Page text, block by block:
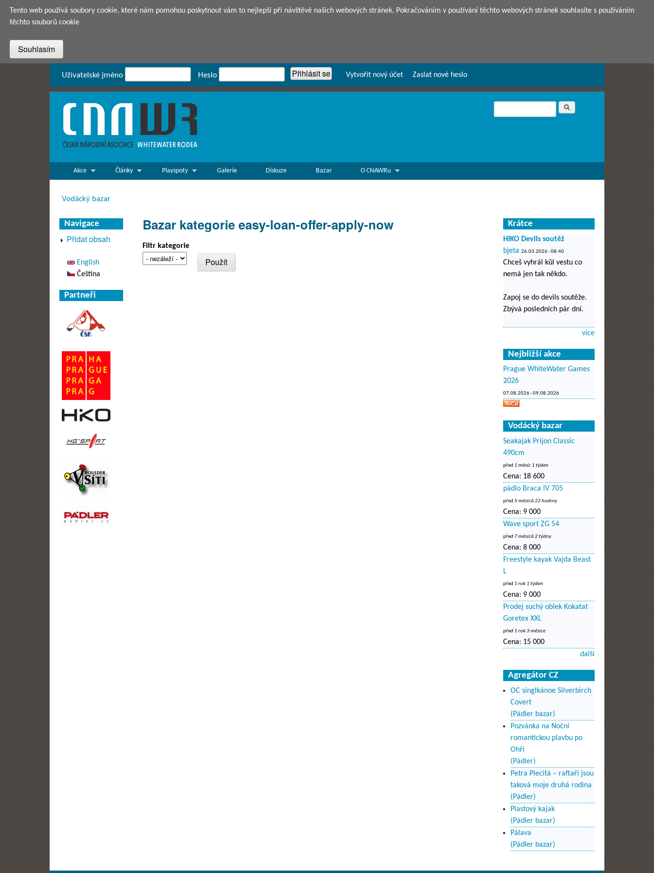
Přejít k hlavnímu obsahu
Tento web používá soubory cookie, které nám pomohou poskytnout vám to nejlepší při návštěvě našich webových stránek. Pokračováním v používání těchto webových stránek souhlasíte s používáním
těchto souborů cookie
Přihlášení
Uživatelské jméno Heslo Vytvořit nový účet Zaslat nové heslo
CNAWR -
Česká
Národní
Whitewater
Vyhledávání
Main menu
Akce Články Playspoty Galerie Diskuze Bazar O CNAWRu
Vodácký bazar
Bazar kategorie easy-loan-offer-apply-now
Filtr kategorie
Navigace
Přidat obsah
English
Čeština
Partneři
Krátce
HIKO Devils soutěž
bjeta 26.03.2026 - 08:40
Chceš vyhrál kůl vestu co
nemá jen tak někdo.
Zapoj se do devils soutěže.
Zbývá posledních pár dní.
více
Nejbližší akce
Prague WhiteWater Games
2026
07.08.2026-09.08.2026
Vodácký bazar
Seakajak Prijon Classic
490cm
před 1 měsíc 1 týden
Cena: 18 600
pádlo Braca IV 705
před 5 měsíců 22 hodiny
Cena: 9 000
Wave sport ZG 54
před 7 měsíců 2 týdny
Cena: 8 000
Freestyle kayak Vajda Beast
L
před 1 rok 1 týden
Cena: 9 000
Prodej suchý oblek Kokatat
Goretex XXL
před 1 rok 3 měsíce
Cena: 15 000
další
Agregátor CZ
OC singlkánoe Silverbirch
Covert
(Pádler bazar)
Pozvánka na Noční
romantickou plavbu po
Ohři
(Pádler)
Petra Plecitá – raftaři jsou
taková moje druhá rodina
(Pádler)
Plastový kajak
(Pádler bazar)
Pálava
(Pádler bazar)